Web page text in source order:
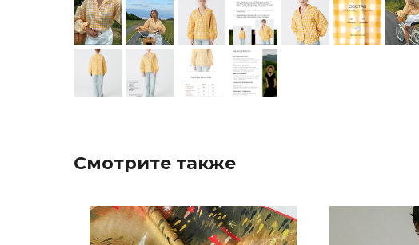
Смотрите также